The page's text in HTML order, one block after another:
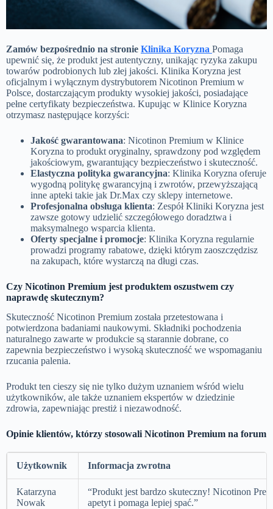
Zamów bezpośrednio na stronie Klinika Koryzna Pomaga
upewnić się, że produkt jest autentyczny, unikając ryzyka zakupu
towarów podrobionych lub złej jakości. Klinika Koryzna jest
oficjalnym i wyłącznym dystrybutorem Nicotinon Premium w
Polsce, dostarczającym produkty wysokiej jakości, posiadające
pełne certyfikaty bezpieczeństwa. Kupując w Klinice Koryzna
otrzymasz następujące korzyści:
Jakość gwarantowana: Nicotinon Premium w Klinice
Koryzna to produkt oryginalny, sprawdzony pod względem
jakościowym, gwarantujący bezpieczeństwo i skuteczność.
Elastyczna polityka gwarancyjna: Klinika Koryzna oferuje
wygodną politykę gwarancyjną i zwrotów, przewyższającą
inne apteki takie jak Dr.Max czy sklepy internetowe.
Profesjonalna obsługa klienta: Zespół Kliniki Koryzna jest
zawsze gotowy udzielić szczegółowego doradztwa i
maksymalnego wsparcia klienta.
Oferty specjalne i promocje: Klinika Koryzna regularnie
prowadzi programy rabatowe, dzięki którym zaoszczędzisz
na zakupach, które wystarczą na długi czas.
Czy Nicotinon Premium jest produktem oszustwem czy
naprawdę skutecznym?
Skuteczność Nicotinon Premium została przetestowana i
potwierdzona badaniami naukowymi. Składniki pochodzenia
naturalnego zawarte w produkcie są starannie dobrane, co
zapewnia bezpieczeństwo i wysoką skuteczność we wspomaganiu
rzucania palenia.
Produkt ten cieszy się nie tylko dużym uznaniem wśród wielu
użytkowników, ale także uznaniem ekspertów w dziedzinie
zdrowia, zapewniając prestiż i niezawodność.
Opinie klientów, którzy stosowali Nicotinon Premium na forum
Użytkownik Informacja zwrotna
Katarzyna
Nowak
“Produkt jest bardzo skuteczny! Nicotinon
apetyt i pomaga lepiej spać.”